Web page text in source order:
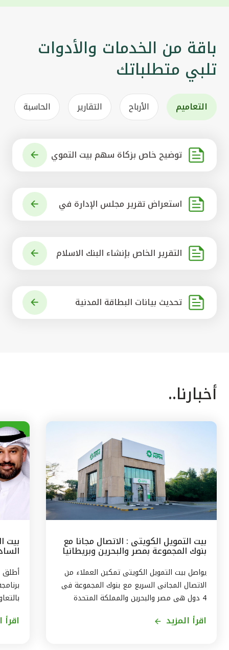
باقة من الخدمات والأدوات
تلبي متطلباتك
التعاميم الأرباح التقارير الحاسبة
توضيح خاص بزكاة سهم بيت التموي
استعراض تقرير مجلس الإدارة في
التقرير الخاص بإنشاء البنك الاسلام
تحديث بيانات البطاقة المدنية
أخبارنا..
بيت التمويل الكويتى : الاتصال مجانا مع
بنوك المجموعة بمصر والبحرين وبريطانيا
وتركيا
يواصل بيت التمويل الكويتى تمكين العملاء من
الاتصال المجانى السريع مع بنوك المجموعة فى
4 دول هى مصر والبحرين والمملكة المتحدة
اقرأ المزيد
بيت
أطلق
اقرأ